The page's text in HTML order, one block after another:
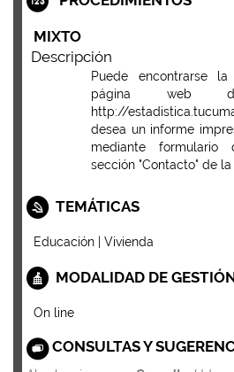
MIXTO
Descripción
Puede encontrarse
página web
http://
desea un informe
mediante formulario
sección "Contacto" de la
TEMÁTICAS
Educación | Vivienda
MODALIDAD DE
On line
CONSULTAS Y